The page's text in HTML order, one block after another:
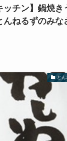
ッチン】鍋焼
んねるずのみな
とん